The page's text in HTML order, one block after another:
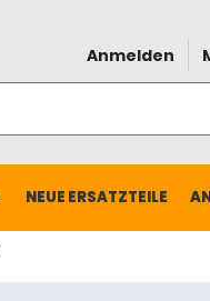
Anmelden
NEUE ERSATZTEILE